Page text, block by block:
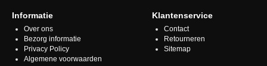
Informatie
Over ons
Bezorg informatie
Privacy Policy
Algemene voorwaarden
Klantenservice
Contact
Retourneren
Sitemap